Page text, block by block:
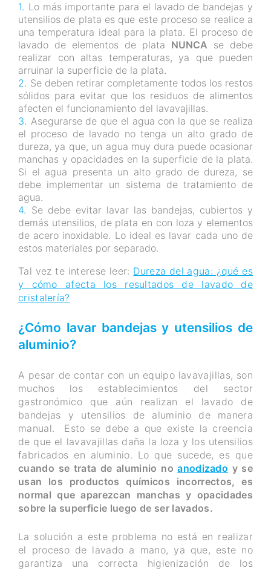
Lo más importante para el lavado de bandejas y
utensilios de plata es que este proceso se realice a
una temperatura ideal para la plata. El proceso de
lavado de elementos de plata NUNCA se debe
realizar con altas temperaturas, ya que pueden
arruinar la superficie de la plata.
Se deben retirar completamente todos los restos
sólidos para evitar que los residuos de alimentos
afecten el funcionamiento del lavavajillas.
Asegurarse de que el agua con la que se realiza
el proceso de lavado no tenga un alto grado de
dureza, ya que, un agua muy dura puede ocasionar
manchas y opacidades en la superficie de la plata.
Si el agua presenta un alto grado de dureza, se
debe implementar un sistema de tratamiento de
agua.
Se debe evitar lavar las bandejas, cubiertos y
demás utensilios, de plata en con loza y elementos
de acero inoxidable. Lo ideal es lavar cada uno de
estos materiales por separado.
Tal vez te interese leer: Dureza del agua: ¿qué es
y cómo afecta los resultados de lavado de
cristalería?
¿Cómo lavar bandejas y utensilios de
aluminio?
A pesar de contar con un equipo lavavajillas, son
muchos los establecimientos del sector
gastronómico que aún realizan el lavado de
bandejas y utensilios de aluminio de manera
manual. Esto se debe a que existe la creencia
de que el lavavajillas daña la loza y los utensilios
fabricados en aluminio. Lo que sucede, es que
cuando se trata de aluminio noanodizado y se
usan los productos químicos incorrectos, es
normal que aparezcan manchas y opacidades
sobre la superficie luego de ser lavados.
La solución a este problema no está en realizar
el proceso de lavado a mano, ya que, este no
garantiza una correcta higienización de los